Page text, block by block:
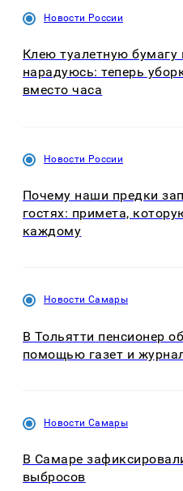
Новости России
Клею туалетную бумагу
нарадуюсь: теперь
вместо часа
Новости России
Почему наши предки
гостях: примета,
каждому
Новости Самары
В Тольятти пенсионер
помощью газет и
Новости Самары
В Самаре
выбросов